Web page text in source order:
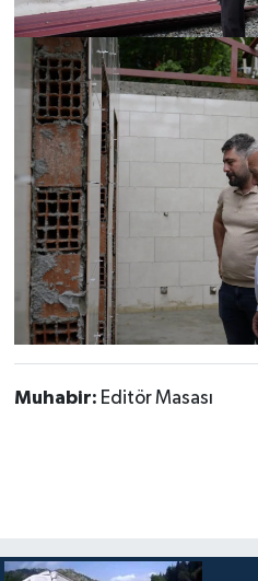
Muhabir: Editör Masası